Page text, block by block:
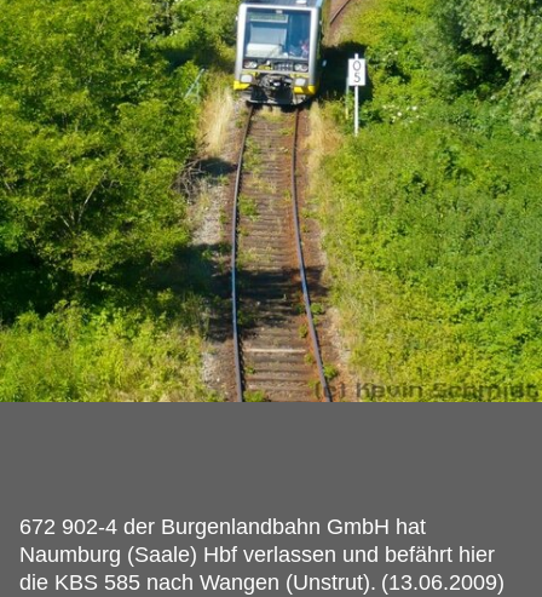
672 902-4 der Burgenlandbahn GmbH hat
Naumburg (Saale) Hbf verlassen und befährt hier
die KBS 585 nach Wangen (Unstrut). (13.06.2009)